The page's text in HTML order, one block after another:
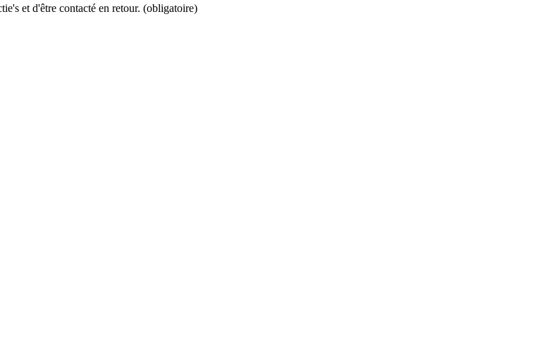
et d'être contacté en retour. (obligatoire)